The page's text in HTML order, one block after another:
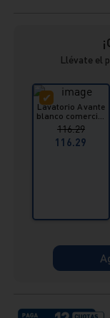
Llévate el
Lavatorio Avante
blanco comercial
Vainsa
116.29
116.29